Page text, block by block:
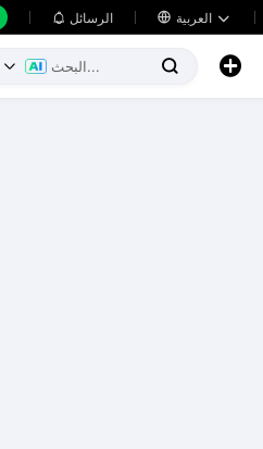
 الرسائل  
  